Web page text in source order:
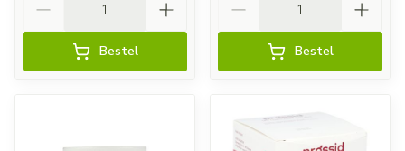
Bestel Bestel